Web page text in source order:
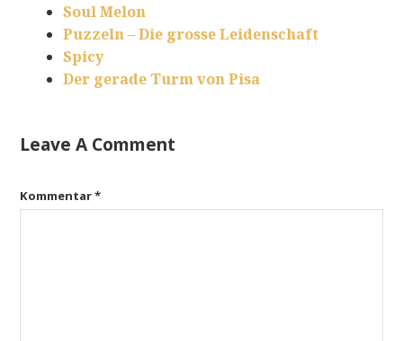
Soul Melon
Puzzeln – Die grosse Leidenschaft
Spicy
Der gerade Turm von Pisa
Leave A Comment
Kommentar*